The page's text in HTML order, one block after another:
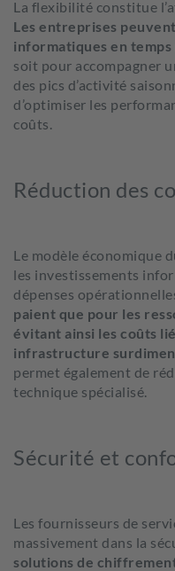
La flexibilité constitue
Les entreprises
informatiques en
soit pour accompagner
des pics d’activité
d’optimiser les
coûts.
Réduction des
Le modèle économique
les investissements
dépenses
paient que pour les
évitant ainsi les coûts
infrastructure
permet également de
technique spécialisé.
Sécurité et
Les fournisseurs de
massivement dans la
solutions de